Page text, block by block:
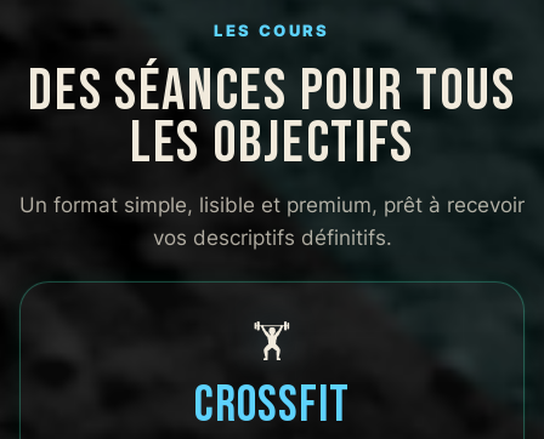
LES COURS
DES SÉANCES POUR TOUS
LES OBJECTIFS
Un format simple, lisible et premium, prêt à recevoir
vos descriptifs définitifs.
🏋️
CrossFit